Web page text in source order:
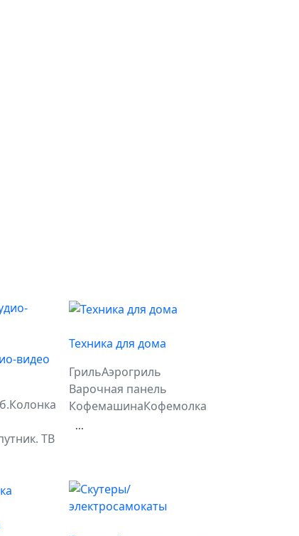
видео
Колонка
ТВ
Техника для дома
ГрильАэрогриль
Варочная панель
КофемашинаКофемолка
...